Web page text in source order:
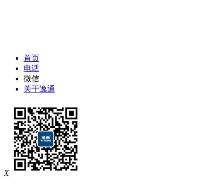
首页
电话
微信
关于逸通
X